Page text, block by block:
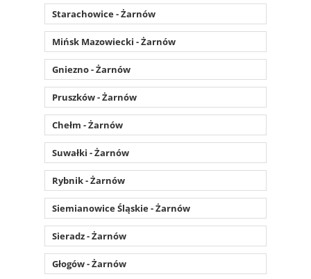
Starachowice - Żarnów
Mińsk Mazowiecki - Żarnów
Gniezno - Żarnów
Pruszków - Żarnów
Chełm - Żarnów
Suwałki - Żarnów
Rybnik - Żarnów
Siemianowice Śląskie - Żarnów
Sieradz - Żarnów
Głogów - Żarnów